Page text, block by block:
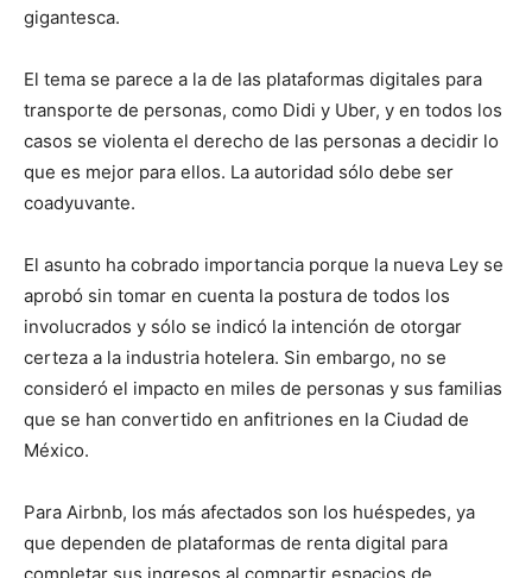
gigantesca.
El tema se parece a la de las plataformas digitales para
transporte de personas, como Didi y Uber, y en todos los
casos se violenta el derecho de las personas a decidir lo
que es mejor para ellos. La autoridad sólo debe ser
coadyuvante.
El asunto ha cobrado importancia porque la nueva Ley se
aprobó sin tomar en cuenta la postura de todos los
involucrados y sólo se indicó la intención de otorgar
certeza a la industria hotelera. Sin embargo, no se
consideró el impacto en miles de personas y sus familias
que se han convertido en anfitriones en la Ciudad de
México.
Para Airbnb, los más afectados son los huéspedes, ya
que dependen de plataformas de renta digital para